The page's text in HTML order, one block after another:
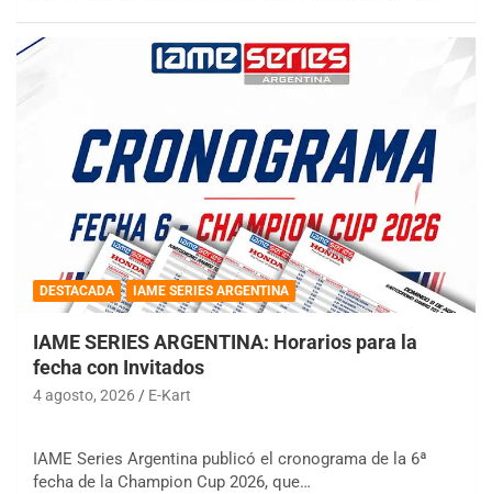
DESTACADA IAME SERIES ARGENTINA
IAME SERIES ARGENTINA: Horarios para la
fecha con Invitados
4 agosto, 2026 E-Kart
IAME Series Argentina publicó el cronograma de la 6ª
fecha de la Champion Cup 2026, que…